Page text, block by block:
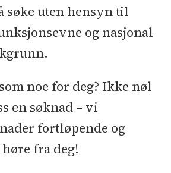
søke uten hensyn til
og nasjonal
noe for deg? Ikke nøl
en søknad – vi
fortløpende og
fra deg!